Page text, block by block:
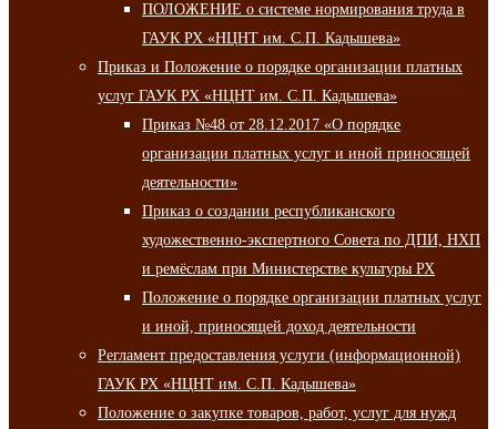
ПОЛОЖЕНИЕ о системе нормирования труда в
ГАУК РХ «НЦНТ им. С.П. Кадышева»
Приказ и Положение о порядке организации платных
услуг ГАУК РХ «НЦНТ им. С.П. Кадышева»
Приказ №48 от 28.12.2017 «О порядке
организации платных услуг и иной приносящей
деятельности»
Приказ о создании республиканского
художественно-экспертного Совета по ДПИ, НХП
и ремёслам при Министерстве культуры РХ
Положение о порядке организации платных услуг
и иной, приносящей доход деятельности
Регламент предоставления услуги (информационной)
ГАУК РХ «НЦНТ им. С.П. Кадышева»
Положение о закупке товаров, работ, услуг для нужд